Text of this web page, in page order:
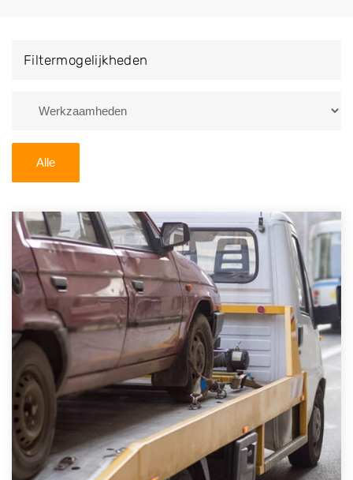
van Breezanddijk en ontvang een vergoeding voor uw
Zoekt u liever naar een sloperij in een andere plaats of
U kunt er ook voor kiezen om direct uw sloopauto te
verkopen en op te laten halen door de Sloopauto
Ophaaldienst van Autosloperijen.nl. Wij kunnen uw
auto gratis ophalen in Breezanddijk. Neem
telefonisch contact op of maak een terugbelafspraak.
Wilt u direct een tweedehands auto onderdelen
offerte aanvragen? Dat kan via de Onderdelenlijn! Vul
uw kenteken in en druk op verzenden.
Wij kunnen u helpen met de inkoop van auto's van
eigenlijk alle merken, zoals Alfa Romeo, Audi, BMW,
Chevrolet, Citroën, Dacia, Fiat, Ford, Honda, Hyundai,
Kia, Mazda, Mercedes Benz, Mitsubishi, Nissan, Opel,
Filtermogelijkheden
Alle